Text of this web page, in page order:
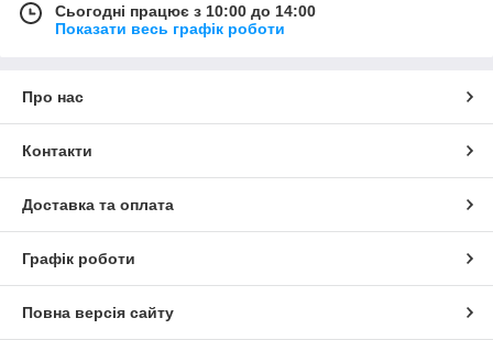
Сьогодні працює з 10:00 до 14:00
Показати весь графік роботи
Про нас
Контакти
Доставка та оплата
Графік роботи
Повна версія сайту